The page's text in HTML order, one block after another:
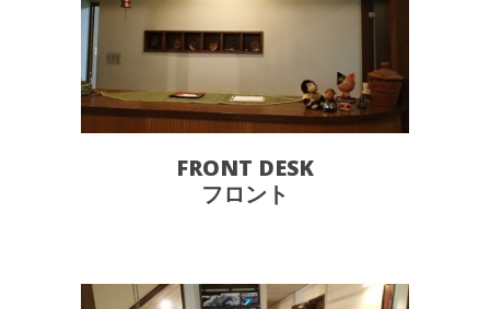
FRONT DESK
フロント